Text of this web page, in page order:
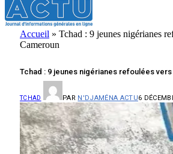
Accueil » Tchad : 9 jeunes nigérianes
Cameroun
Tchad : 9 jeunes nigérianes refoulées
TCHAD PAR N'DJAMÉNA ACTU6